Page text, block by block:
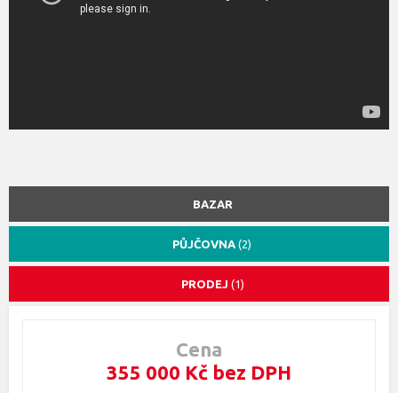
BAZAR
PŮJČOVNA (2)
PRODEJ (1)
Cena
355 000 Kč bez DPH